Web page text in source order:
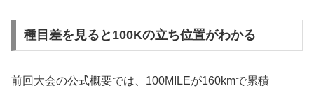
種目差を見ると100Kの立ち位置がわかる
前回大会の公式概要では、100MILEが160kmで累積